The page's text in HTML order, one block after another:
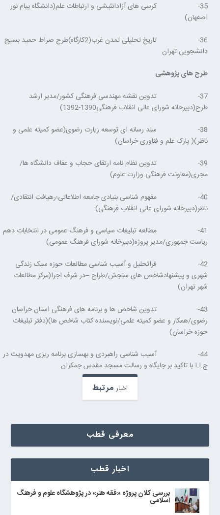
35- کرسی های آزادانئیشی و ارتباطات علم(دانشگاه پیام نور
اصفهان)
36- تاریخ تحلیلی تمدن غرب(2کارگاه)طرح صراط حمید بسیج
دانشجویی تهران
طرح های پژوهشی
37- تدوین نقشه مهندسی فرهنگی کشور/مدیر ارشد
طرح(دبیرخانه شورای عالی انقلاب فرهنگی1390-1392)
38- سند رسانه ای توسعه زیارت رضوی(عضو کمیته علمی و
ناظر)( پارک علم و فناوری خراسان)
39- تدوین نظام نامه ارتقای حجاب و عفاف دانشگاه ها/
مجری(معاونت فرهنگی وزارت علوم)
40- مفهوم شناسی بنیادی جامعه اطلاعاتی؛رهیافت انتقادی/
ناظر(دبیرخانه شورای عالی انقلاب فرهنگی)
41- مطالعه تبلیغات سیاسی و فرهنگ عمومی در انتخابات دهم
ریاست جمهوری/مدیر پروژه(دبیرخانه شورای فرهنگ عمومی)
42- فراتحلیل و آسیب شناسی مطالعات حوزه سبک زندگی
شهری و پیشنهادشاخص های سنجش/طراح –در شرف اجرا(مرکز مطالعات
شهر تهران)
43- تدوین شاخص ها و برنامه های فرهنگی استان خراسان
رضوی/همکار و عضو کمیته علمی/نویسنده کتاب شاخص ها)(دفتر تبلیغات
حوزه خراسان)
44- آسیب شناسی راهبردی و بهسازی برنامه ریزی مهدویت در
ج.ا.ا با تاکید بر جایگاه و رسالت مسجد مقدس جمکران
اخبار مرتبط
معرفی قطب
اخبار قطب
بررسی کلان پروژه «فقه هنر» در پژوهشگاه علوم و فرهنگ
اسلامی